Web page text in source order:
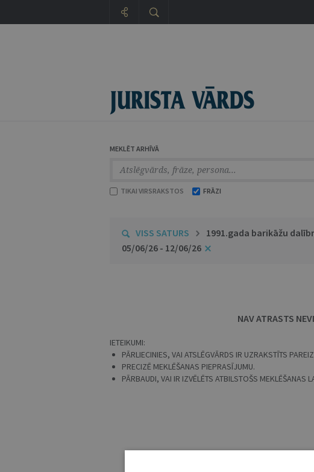
MEKLĒT ARHĪVĀ
TIKAI VIRSRAKSTOS FRĀZI
VISS SATURS
1991.gada barikāžu
05/06/26 - 12/06/26
NAV ATRASTS
IETEIKUMI:
PĀRLIECINIES, VAI ATSLĒGVĀRDS IR UZRAKSTĪTS
PRECIZĒ MEKLĒŠANAS PIEPRASĪJUMU.
PĀRBAUDI, VAI IR IZVĒLĒTS ATBILSTOŠS MEKLĒŠANAS